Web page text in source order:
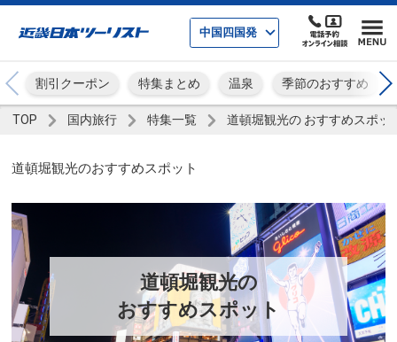
中国四国発
割引クーポン 特集まとめ 温泉 季節のおすすめ
TOP 国内旅行 特集一覧 道頓堀観光の おすすめスポッ
道頓堀観光のおすすめスポット
道頓堀観光の
おすすめスポット